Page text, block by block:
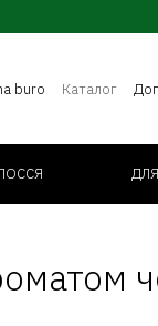
buro Каталог